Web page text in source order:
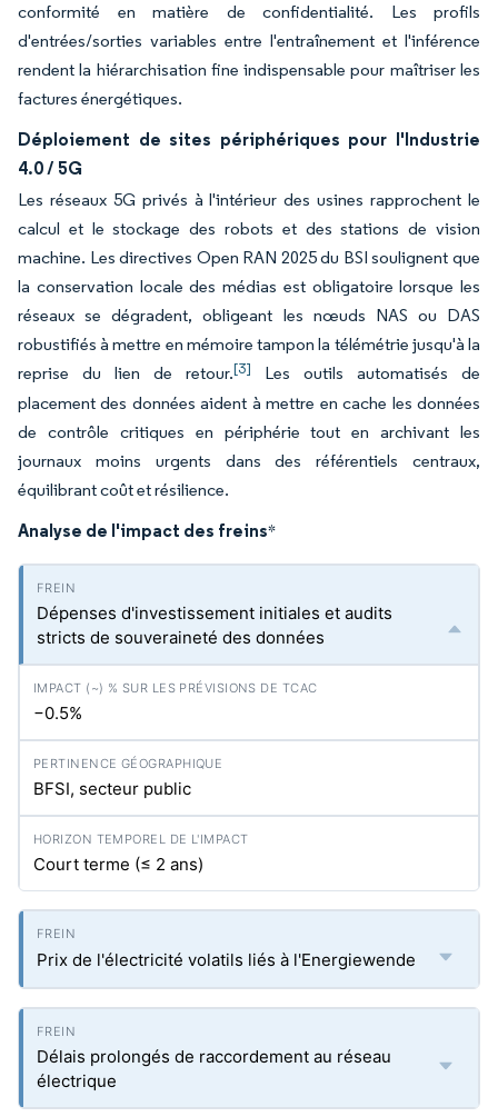
conformité en matière de confidentialité. Les profils
d'entrées/sorties variables entre l'entraînement et l'inférence
rendent la hiérarchisation fine indispensable pour maîtriser les
factures énergétiques.
Déploiement de sites périphériques pour l'Industrie
4.0 / 5G
Les réseaux 5G privés à l'intérieur des usines rapprochent le
calcul et le stockage des robots et des stations de vision
machine. Les directives Open RAN 2025 du BSI soulignent que
la conservation locale des médias est obligatoire lorsque les
réseaux se dégradent, obligeant les nœuds NAS ou DAS
robustifiés à mettre en mémoire tampon la télémétrie jusqu'à la
reprise du lien de retour.[3]
Les outils automatisés de
placement des données aident à mettre en cache les données
de contrôle critiques en périphérie tout en archivant les
journaux moins urgents dans des référentiels centraux,
équilibrant coût et résilience.
Analyse de l'impact des freins*
Dépenses d'investissement initiales et audits
stricts de souveraineté des données
−0.5%
BFSI, secteur public
Court terme (≤ 2 ans)
Prix de l'électricité volatils liés à l'Energiewende
Délais prolongés de raccordement au réseau
électrique